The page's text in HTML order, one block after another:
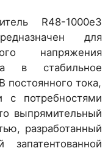
R48-1000e3
для
напряжения
в стабильное
тока,
с потребностями
выпрямительный
разработанный